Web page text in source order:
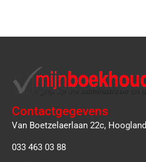
Contactgegevens
Van Boetzelaerlaan 22c, Hoogland
033 463 03 88